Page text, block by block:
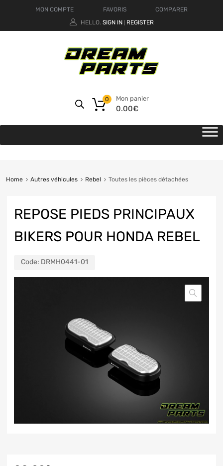
MON COMPTE FAVORIS
COMPARER
HELLO. SIGN IN REGISTER
Mon panier
0.00€
0
Home Autres véhicules Rebel Toutes les pièces détachées
REPOSE PIEDS PRINCIPAUX
BIKERS POUR HONDA REBEL
Code: DRMH0441-01